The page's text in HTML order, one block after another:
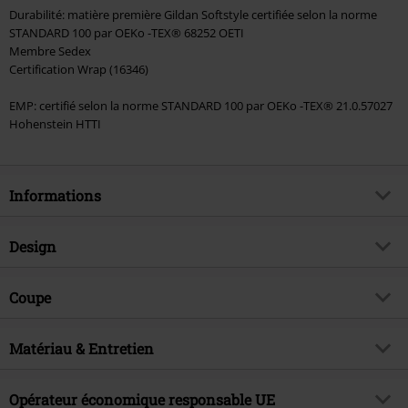
Durabilité: matière première Gildan Softstyle certifiée selon la norme
STANDARD 100 par OEKo -TEX® 68252 OETI
Membre Sedex
Certification Wrap (16346)
EMP: certifié selon la norme STANDARD 100 par OEKo -TEX® 21.0.57027
Hohenstein HTTI
Informations
Article n°.
Genre (musique)
Artiste
Judas Priest
Design
Catégorie de produit
Modèle imprimé
Détails
Imprimé à l'avant
Coupe
Coupe de l'article
Matériau & Entretien
Matière extérieure
100% Coton
Opérateur économique responsable UE